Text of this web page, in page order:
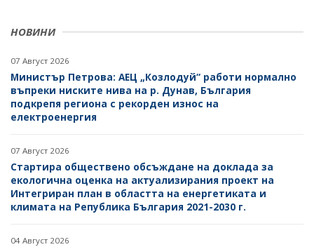
НОВИНИ
07 Август 2026
Министър Петрова: АЕЦ „Козлодуй“ работи нормално
въпреки ниските нива на р. Дунав, България
подкрепя региона с рекорден износ на
електроенергия
07 Август 2026
Стартира обществено обсъждане на доклада за
екологична оценка на актуализирания проект на
Интегриран план в областта на енергетиката и
климата на Република България 2021-2030 г.
04 Август 2026
РЕЗУЛТАТИ ОТ КОНКУРСИТЕ
КОНКУРСИ ЗА ИЗБОР НА РЪКОВОДНИ ОРГАНИ НА
ЕНЕРГИЙНИТЕ ДРУЖЕСТВА
РЕЗУЛТАТИ ОТ КОНКУРСИ ЗА ИЗБОР НА РЪКОВОДНИ
ОРГАНИ НА ЕНЕРГИЙНИТЕ ДРУЖЕСТВА
АДМИНИСТРАЦИЯ
ВТОРОСТЕПЕННИ РАЗПОРЕДИТЕЛИ
ДРУЖЕСТВА С ДЪРЖАВНО УЧАСТИЕ